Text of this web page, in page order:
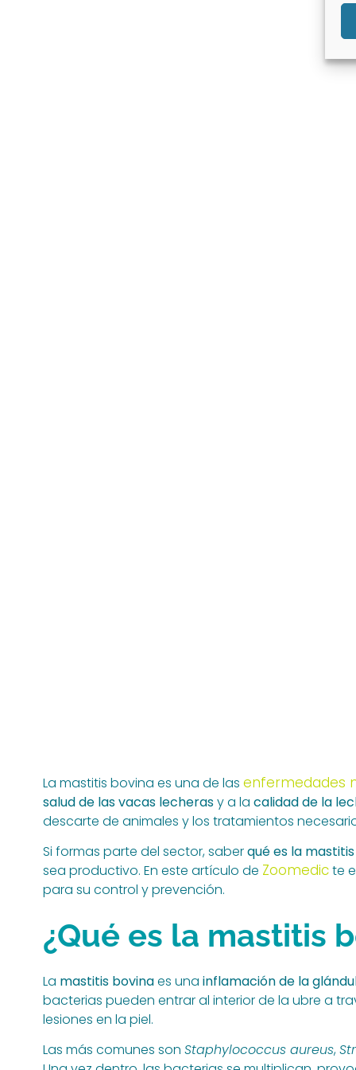
La mastitis bovina es una de las enfermedades
salud de las vacas lecherasy a la calidad de la
descarte de animales y los tratamientos
Si formas parte del sector, saberqué es la
sea productivo. En este artículo de Zoomedicte
para su control y prevención.
¿Qué es la mastitis
La mastitis bovinaes una inflamación de la
bacterias pueden entrar al interior de la ubre a
lesiones en la piel.
Las más comunes son Staphylococcus aureus,